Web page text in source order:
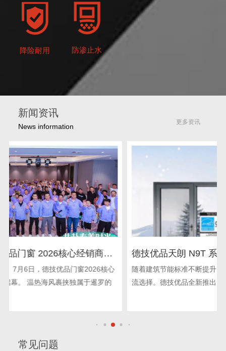
降险耐用 防渗止水
更多资讯
新闻资讯
News information
德技优品天朗 N9T 系统窗 获加拿大能源之星节能
认证
随着建筑节能标准不断提升，高性能节能系统窗成为家装市场主
流选择。德技优品全新推出天朗 N9T 系统窗，凭借优异的保温
常见问题